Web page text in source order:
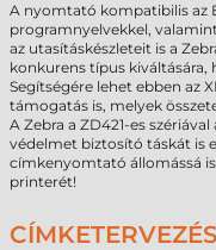
A nyomtató kompatibilis az
programnyelvekkel,
az utasításkészleteit is a
konkurens típus kiváltására,
Segítségére lehet ebben az
támogatás is, melyek
A Zebra a ZD421-es
védelmet biztosító táskát is
címkenyomtató állomássá
printerét!